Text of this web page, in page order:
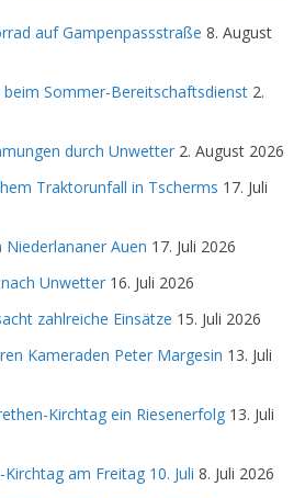
auf Gampenpassstraße 8. August
beim Sommer-Bereitschaftsdienst 2.
durch Unwetter 2. August 2026
Traktorunfall in Tscherms 17. Juli
Niederlananer Auen 17. Juli 2026
Unwetter 16. Juli 2026
zahlreiche Einsätze 15. Juli 2026
Kameraden Peter Margesin 13. Juli
Kirchtag ein Riesenerfolg 13. Juli
am Freitag 10. Juli 8. Juli 2026